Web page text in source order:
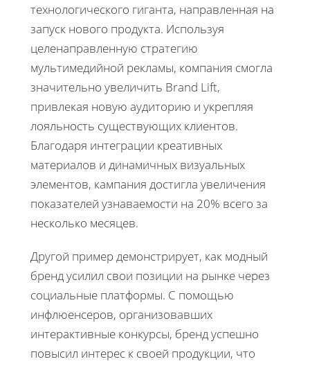
технологического гиганта, направленная на
запуск нового продукта. Используя
целенаправленную стратегию
мультимедийной рекламы, компания смогла
значительно увеличить Brand Lift,
привлекая новую аудиторию и укрепляя
лояльность существующих клиентов.
Благодаря интеграции креативных
материалов и динамичных визуальных
элементов, кампания достигла увеличения
показателей узнаваемости на 20% всего за
несколько месяцев.
Другой пример демонстрирует, как модный
бренд усилил свои позиции на рынке через
социальные платформы. С помощью
инфлюенсеров, организовавших
интерактивные конкурсы, бренд успешно
повысил интерес к своей продукции, что